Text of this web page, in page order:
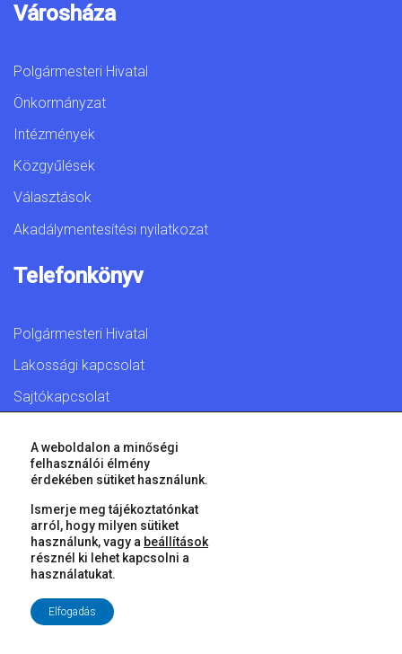
Városháza
Polgármesteri Hivatal
Önkormányzat
Intézmények
Közgyűlések
Választások
Akadálymentesítési nyilatkozat
Telefonkönyv
Polgármesteri Hivatal
Lakossági kapcsolat
Sajtókapcsolat
© 2026 Győr Megyei Jogú Város • Minden jog fenntartva!
A weboldalon a minőségi
felhasználói élmény
érdekében sütiket használunk.
Ismerje meg tájékoztatónkat
arról, hogy milyen sütiket
használunk, vagy a beállítások
résznél ki lehet kapcsolni a
használatukat.
Elfogadás